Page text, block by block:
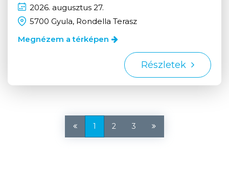
2026. augusztus 27.
5700 Gyula, Rondella Terasz
Megnézem a térképen
Részletek
Első
1 2 3
Utolsó